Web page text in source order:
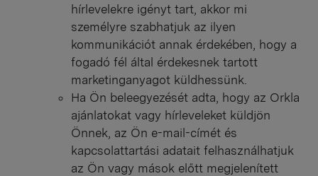
hírlevelekre igényt tart, akkor mi
személyre szabhatjuk az ilyen
kommunikációt annak érdekében, hogy a
fogadó fél által érdekesnek tartott
marketinganyagot küldhessünk.
Ha Ön beleegyezését adta, hogy az Orkla
ajánlatokat vagy hírleveleket küldjön
Önnek, az Ön e-mail-címét és
kapcsolattartási adatait felhasználhatjuk
az Ön vagy mások előtt megjelenített